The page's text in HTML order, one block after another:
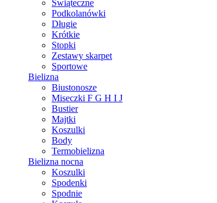
Świąteczne
Podkolanówki
Długie
Krótkie
Stopki
Zestawy skarpet
Sportowe
Bielizna
Biustonosze
Miseczki F G H I J
Bustier
Majtki
Koszulki
Body
Termobielizna
Bielizna nocna
Koszulki
Spodenki
Spodnie